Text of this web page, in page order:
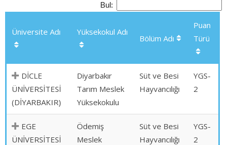
Bul:
Üniversite Adı Yüksekokul Adı
Bölüm Adı
Puan
Türü
DİCLE
ÜNİVERSİTESİ
(DİYARBAKIR)
Diyarbakır
Tarım Meslek
Yüksekokulu
Süt ve Besi
Hayvancılığı
YGS-
2
EGE
ÜNİVERSİTESİ
Ödemiş
Meslek
Süt ve Besi
Hayvancılığı
YGS-
2